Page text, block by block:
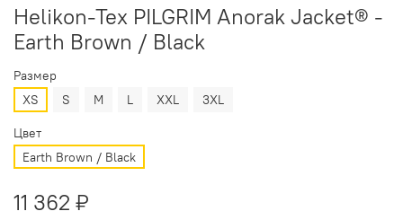
Helikon-Tex PILGRIM Anorak Jacket® -
Earth Brown / Black
Размер
XS
S M L XXL 3XL
Цвет
Earth Brown / Black
11 362 ₽